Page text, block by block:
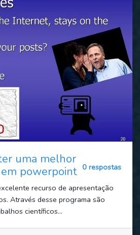
uma melhor
powerpoint 0 respostas
recurso de apresentação
Através desse programa são
científicos...